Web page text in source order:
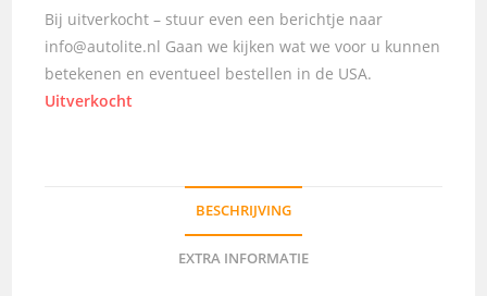
Bij uitverkocht – stuur even een berichtje naar
info@autolite.nl Gaan we kijken wat we voor u kunnen
betekenen en eventueel bestellen in de USA.
Uitverkocht
BESCHRIJVING
EXTRA INFORMATIE